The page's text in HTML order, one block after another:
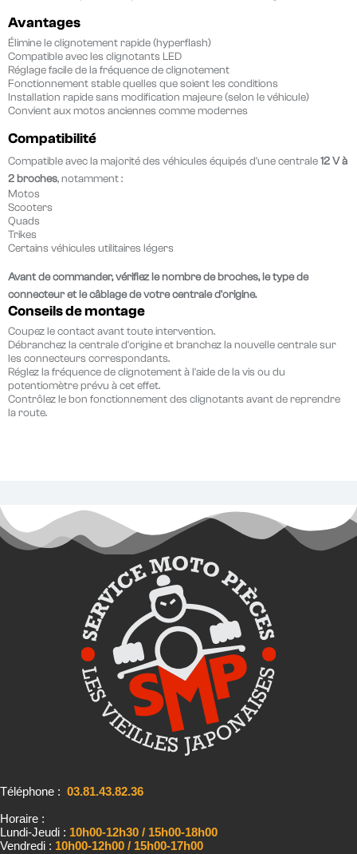
Avantages
Élimine le clignotement rapide (hyperflash)
Compatible avec les clignotants LED
Réglage facile de la fréquence de clignotement
Fonctionnement stable quelles que soient les conditions
Installation rapide sans modification majeure (selon le véhicule)
Convient aux motos anciennes comme modernes
Compatibilité
Compatible avec la majorité des véhicules équipés d'une centrale12 V à
2 broches, notamment :
Motos
Scooters
Quads
Trikes
Certains véhicules utilitaires légers
Avant de commander, vérifiez le nombre de broches, le type de
connecteur et le câblage de votre centrale d'origine.
Conseils de montage
Coupez le contact avant toute intervention.
Débranchez la centrale d'origine et branchez la nouvelle centrale sur
les connecteurs correspondants.
Réglez la fréquence de clignotement à l'aide de la vis ou du
potentiomètre prévu à cet effet.
Contrôlez le bon fonctionnement des clignotants avant de reprendre
la route.
Téléphone : 03.81.43.82.36
Horaire :
Lundi-Jeudi : 10h00-12h30 / 15h00-18h00
Vendredi : 10h00-12h00 / 15h00-17h00